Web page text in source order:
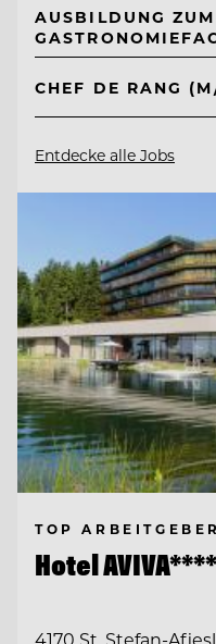
AUSBILDUNG ZUM
CHEF DE RANG
Entdecke alle Jobs
TOP ARBEITGEBER
Hotel
4170 St. Stefan-